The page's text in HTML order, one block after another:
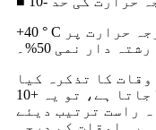
+40 ° C کے زیادہ سے زیادہ باہر کے درجہ حرارت پر
رشتہ دار نمی 50%۔
کا تذکرہ کیا
جاتا ہے، تو یہ +10 ° C کے محیطی درجہ حرارت اور
راست ترتیب دیئے